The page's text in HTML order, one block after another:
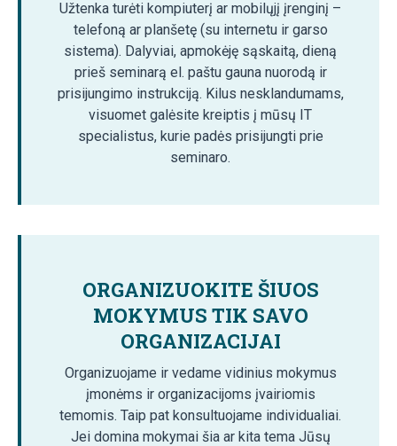
Užtenka turėti kompiuterį ar mobilųjį įrenginį –
telefoną ar planšetę (su internetu ir garso
sistema). Dalyviai, apmokėję sąskaitą, dieną
prieš seminarą el. paštu gauna nuorodą ir
prisijungimo instrukciją. Kilus nesklandumams,
visuomet galėsite kreiptis į mūsų IT
specialistus, kurie padės prisijungti prie
seminaro.
ORGANIZUOKITE ŠIUOS
MOKYMUS TIK SAVO
ORGANIZACIJAI
Organizuojame ir vedame vidinius mokymus
įmonėms ir organizacijoms įvairiomis
temomis. Taip pat konsultuojame individualiai.
Jei domina mokymai šia ar kita tema Jūsų